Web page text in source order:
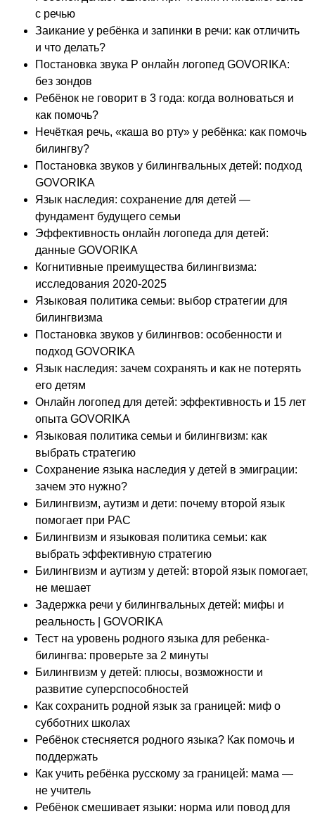
с речью
Заикание у ребёнка и запинки в речи: как отличить
и что делать?
Постановка звука Р онлайн логопед GOVORIKA:
без зондов
Ребёнок не говорит в 3 года: когда волноваться и
как помочь?
Нечёткая речь, «каша во рту» у ребёнка: как помочь
билингву?
Постановка звуков у билингвальных детей: подход
GOVORIKA
Язык наследия: сохранение для детей —
фундамент будущего семьи
Эффективность онлайн логопеда для детей:
данные GOVORIKA
Когнитивные преимущества билингвизма:
исследования 2020-2025
Языковая политика семьи: выбор стратегии для
билингвизма
Постановка звуков у билингвов: особенности и
подход GOVORIKA
Язык наследия: зачем сохранять и как не потерять
его детям
Онлайн логопед для детей: эффективность и 15 лет
опыта GOVORIKA
Языковая политика семьи и билингвизм: как
выбрать стратегию
Сохранение языка наследия у детей в эмиграции:
зачем это нужно?
Билингвизм, аутизм и дети: почему второй язык
помогает при РАС
Билингвизм и языковая политика семьи: как
выбрать эффективную стратегию
Билингвизм и аутизм у детей: второй язык помогает,
не мешает
Задержка речи у билингвальных детей: мифы и
реальность | GOVORIKA
Тест на уровень родного языка для ребенка-
билингва: проверьте за 2 минуты
Билингвизм у детей: плюсы, возможности и
развитие суперспособностей
Как сохранить родной язык за границей: миф о
субботних школах
Ребёнок стесняется родного языка? Как помочь и
поддержать
Как учить ребёнка русскому за границей: мама —
не учитель
Ребёнок смешивает языки: норма или повод для